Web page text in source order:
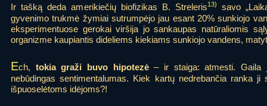
Ir tašką deda amerikiečių biofizikas B. Streleris13)
savo
gyvenimo trukmė žymiai sutrumpėjo jau esant 20% sunkiojo
eksperimentuose gerokai viršija jo sankaupas natūraliomis
organizme kaupiantis dideliems kiekiams sunkiojo vandens,
Ech, tokia graži buvo hipotezė– ir staiga: atmesti. Gaila
nebūdingas sentimentalumas. Kiek kartų nedrebančia ranka
išpuoselėtoms idėjoms?!